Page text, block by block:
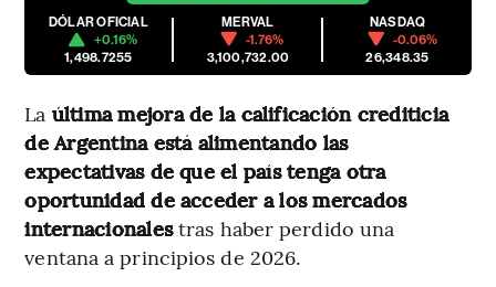
DÓLAR OFICIAL
+0.16%
1,498.7255
MERVAL
-1.76%
3,100,732.00
NASDAQ
-0.06%
26,348.35
La última mejora de la calificación crediticia
de Argentina está alimentando las
expectativas de que el país tenga otra
oportunidad de acceder a los mercados
internacionalestras haber perdido una
ventana a principios de 2026.